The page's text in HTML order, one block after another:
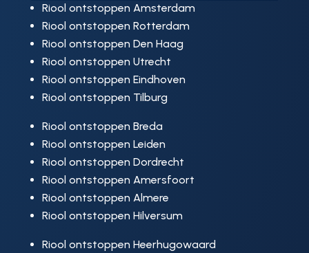
Riool ontstoppen Amsterdam
Riool ontstoppen Rotterdam
Riool ontstoppen Den Haag
Riool ontstoppen Utrecht
Riool ontstoppen Eindhoven
Riool ontstoppen Tilburg
Riool ontstoppen Breda
Riool ontstoppen Leiden
Riool ontstoppen Dordrecht
Riool ontstoppen Amersfoort
Riool ontstoppen Almere
Riool ontstoppen Hilversum
Riool ontstoppen Heerhugowaard